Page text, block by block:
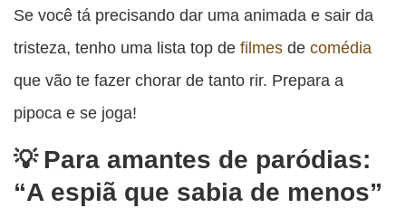
esta
publicação
esta
publicação
esta
publicação
esta
publicação
WhatsApp
esta
publicação
Email
Se você tá precisando dar uma animada e sair da
tristeza, tenho uma lista top de filmes de comédia
que vão te fazer chorar de tanto rir. Prepara a
pipoca e se joga!
Para amantes de paródias:
“A espiã que sabia de menos”